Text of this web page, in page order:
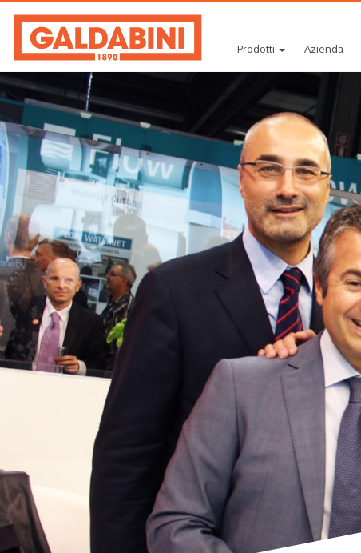
Prodotti Azienda